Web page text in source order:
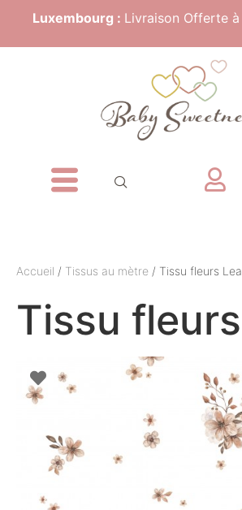
Luxembourg : Livraison Offerte
Accueil / Tissus au mètre / Tissu fleurs Lea
Tissu